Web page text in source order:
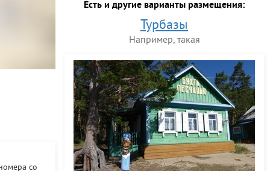
со
Есть и другие варианты размещения:
Турбазы
Например, такая